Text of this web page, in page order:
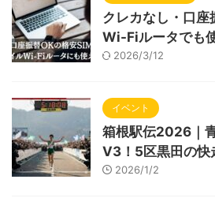
クレカなし・口
Wi-Fiルータでも
2026/3/12
イベント
箱根駅伝2026｜
V3！5区黒田の快
2026/1/2